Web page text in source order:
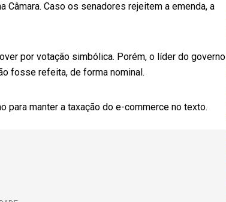
Câmara. Caso os senadores rejeitem a emenda, a
por votação simbólica. Porém, o líder do governo
fosse refeita, de forma nominal.
para manter a taxação do e-commerce no texto.